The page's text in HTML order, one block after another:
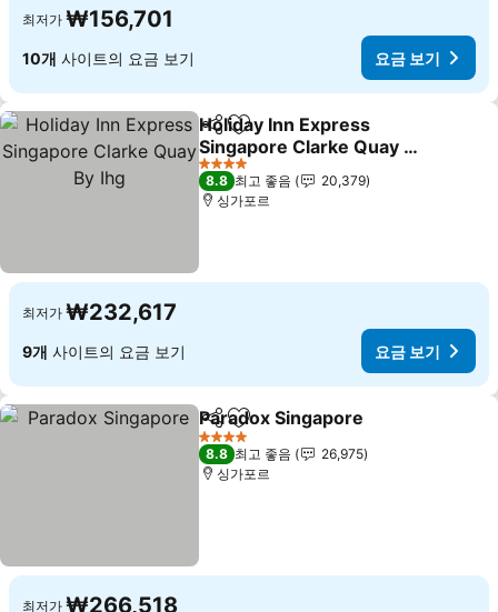
최저가 ₩156,701
10개 사이트의 요금 보기 요금 보기
공유 즐겨찾기에 추가
Holiday Inn Express
Singapore Clarke Quay By
Ihg
요금 보기
4 성급
8.8 최고 좋음
20,379
싱가포르
최저가 ₩232,617
9개 사이트의 요금 보기 요금 보기
공유 즐겨찾기에 추가
Paradox Singapore
4 성급
8.8 최고 좋음
26,975
싱가포르
최저가 ₩266,518